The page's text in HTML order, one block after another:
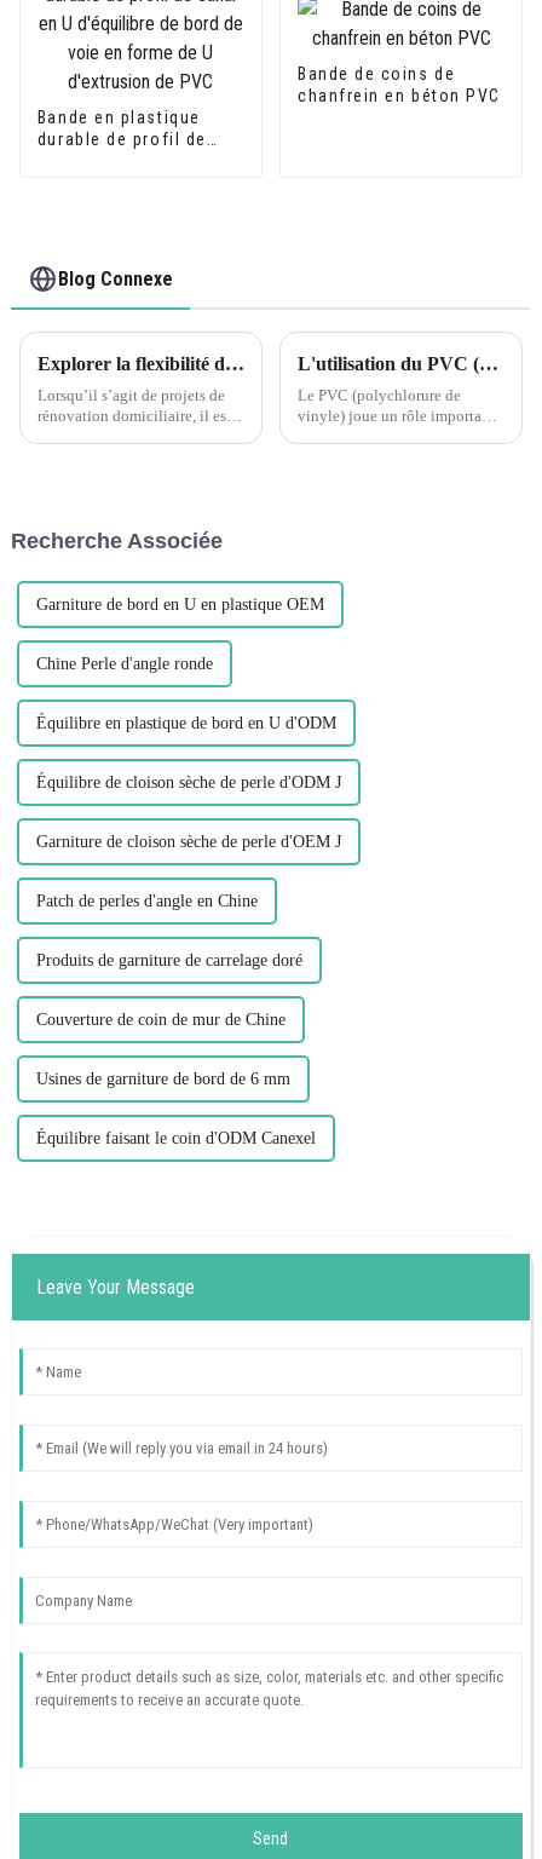
Bande en plastique
durable de profil de
Bande de coins de
chanfrein en béton PVC
Blog Connexe
Explorer la flexibilité de la garniture de coin en forme de L en PVC à grain de bois flexible Leguwe
Lorsqu’il s’agit de projets de
rénovation domiciliaire, il est
est le PVC...
L'utilisation du PVC (polychlorure de vinyle) dans diverses applications a eu un impact significatif sur l'industrie de la construction.
Le PVC (polychlorure de
vinyle) joue un rôle important
Recherche Associée
Garniture de bord en U en plastique OEM
Chine Perle d'angle ronde
Équilibre en plastique de bord en U d'ODM
Équilibre de cloison sèche de perle d'ODM J
Garniture de cloison sèche de perle d'OEM J
Patch de perles d'angle en Chine
Produits de garniture de carrelage doré
Couverture de coin de mur de Chine
Usines de garniture de bord de 6 mm
Équilibre faisant le coin d'ODM Canexel
Leave Your Message
Send